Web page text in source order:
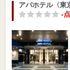
アパホテル〈東
-点